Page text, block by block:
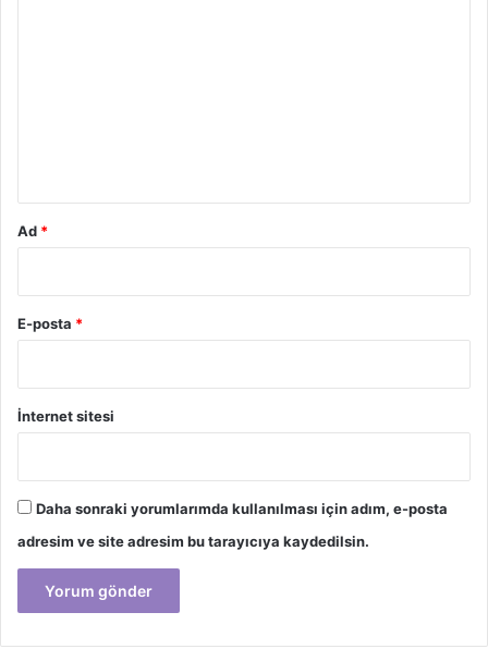
Ad *
E-posta *
İnternet sitesi
Daha sonraki yorumlarımda kullanılması için adım, e-posta
adresim ve site adresim bu tarayıcıya kaydedilsin.